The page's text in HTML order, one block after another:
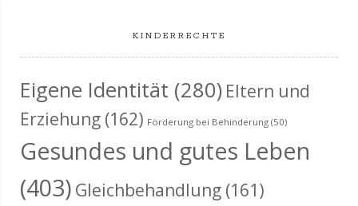
KINDERRECHTE
Eigene Identität (280) Eltern und
Erziehung (162) Förderung bei Behinderung (50)
Gesundes und gutes Leben
(403) Gleichbehandlung (161)